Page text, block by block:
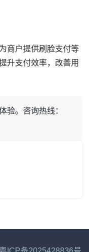
商户提供刷脸支付等
升支付效率，改善用
验。咨询热线：